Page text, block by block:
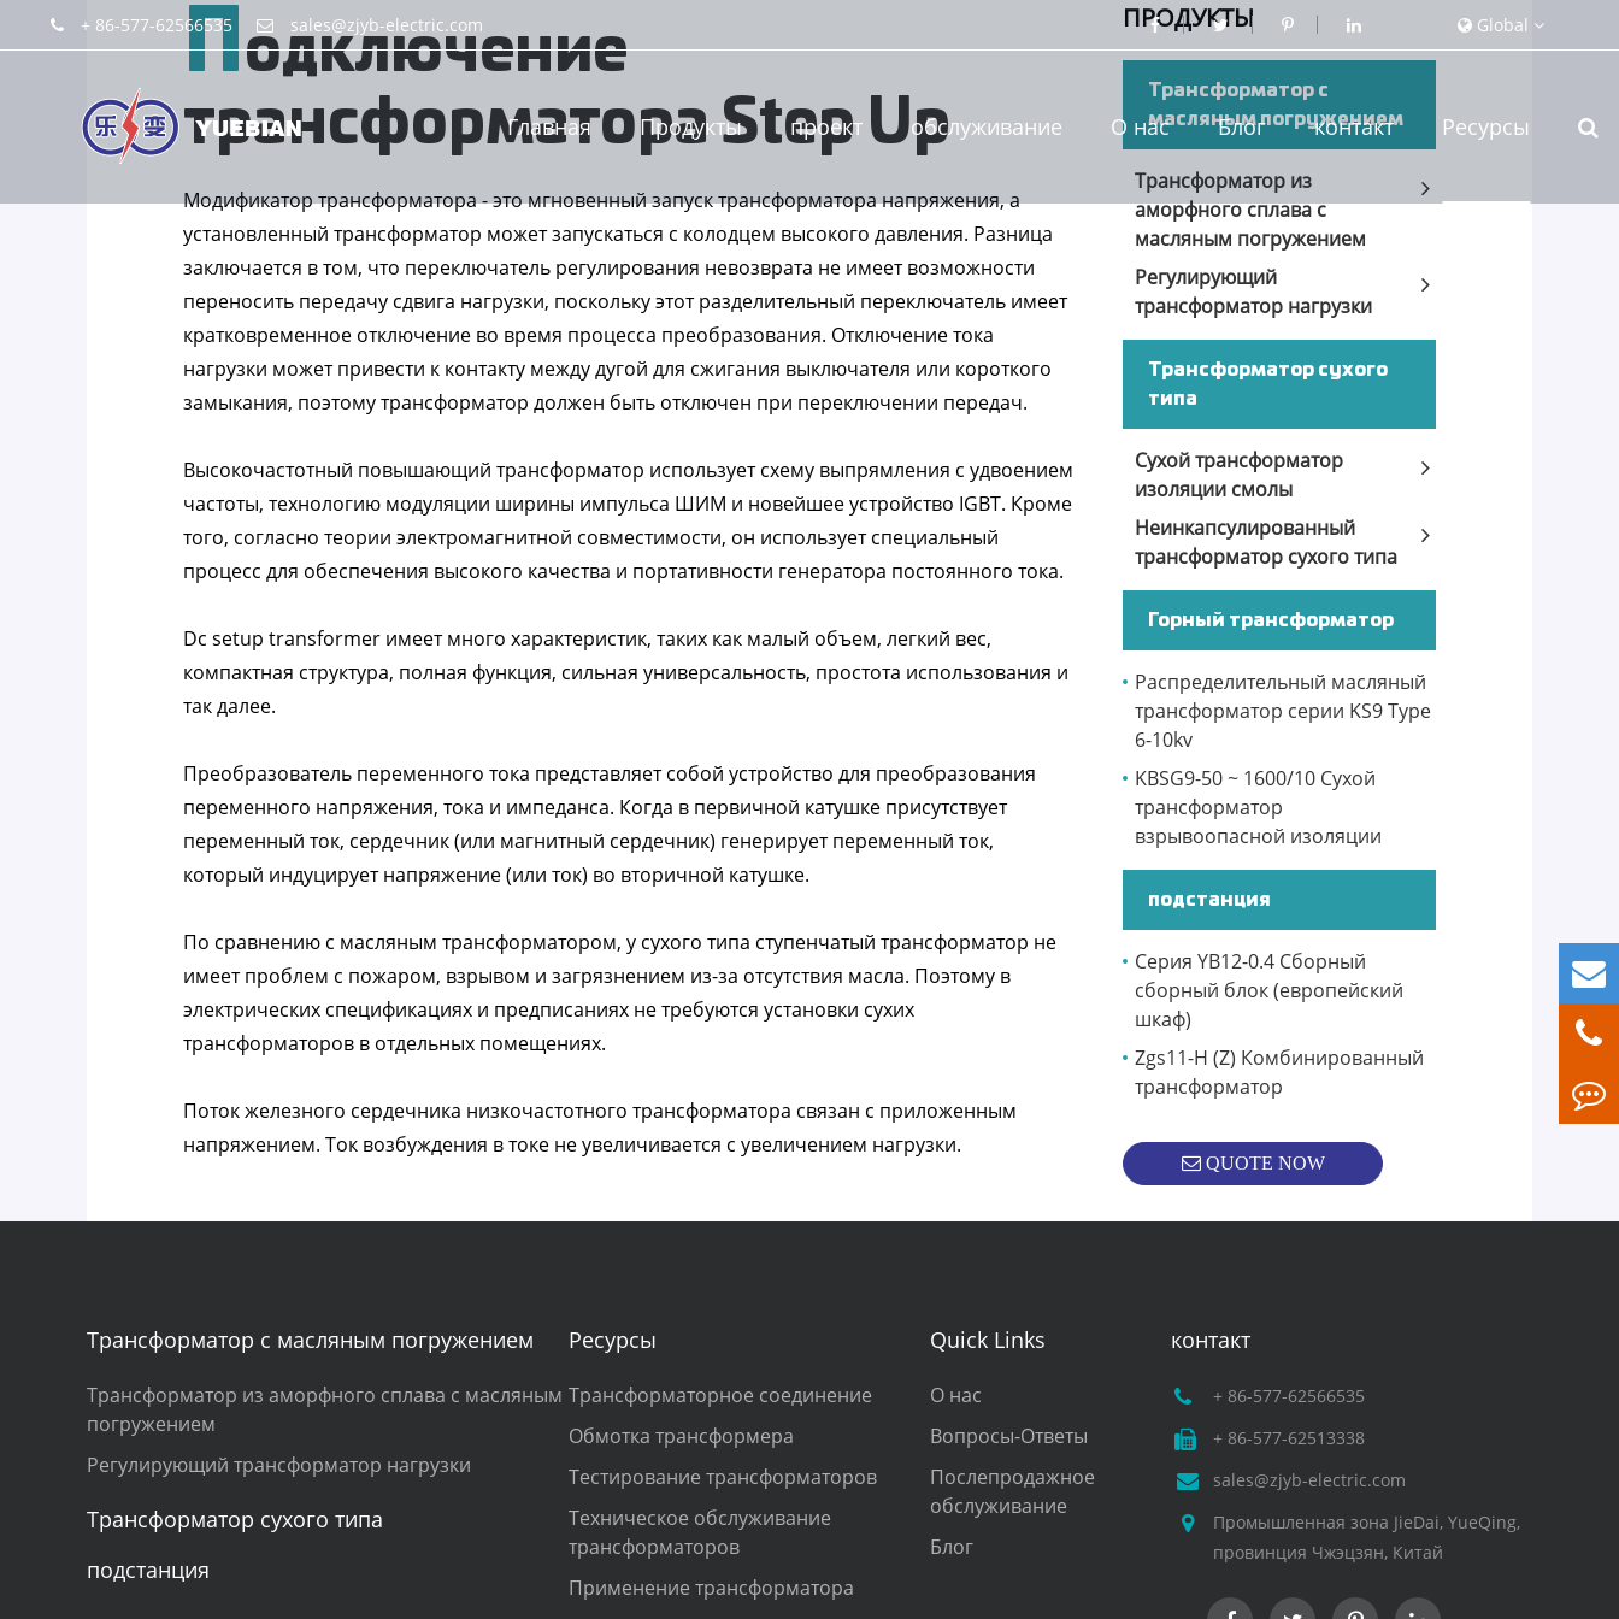
+ 86-577-62566535 sales@zjyb-electric.com Global
Главная Продукты проект обслуживание О нас Блог контакт Ресурсы
Подключение
трансформатора Step Up
Модификатор трансформатора - это мгновенный запуск трансформатора напряжения, а
установленный трансформатор может запускаться с колодцем высокого давления. Разница
заключается в том, что переключатель регулирования невозврата не имеет возможности
переносить передачу сдвига нагрузки, поскольку этот разделительный переключатель имеет
кратковременное отключение во время процесса преобразования. Отключение тока
нагрузки может привести к контакту между дугой для сжигания выключателя или короткого
замыкания, поэтому трансформатор должен быть отключен при переключении передач.
Высокочастотный повышающий трансформатор использует схему выпрямления с удвоением
частоты, технологию модуляции ширины импульса ШИМ и новейшее устройство IGBT. Кроме
того, согласно теории электромагнитной совместимости, он использует специальный
процесс для обеспечения высокого качества и портативности генератора постоянного тока.
Dc setup transformer имеет много характеристик, таких как малый объем, легкий вес,
компактная структура, полная функция, сильная универсальность, простота использования и
так далее.
Преобразователь переменного тока представляет собой устройство для преобразования
переменного напряжения, тока и импеданса. Когда в первичной катушке присутствует
переменный ток, сердечник (или магнитный сердечник) генерирует переменный ток,
который индуцирует напряжение (или ток) во вторичной катушке.
По сравнению с масляным трансформатором, у сухого типа ступенчатый трансформатор не
имеет проблем с пожаром, взрывом и загрязнением из-за отсутствия масла. Поэтому в
электрических спецификациях и предписаниях не требуются установки сухих
трансформаторов в отдельных помещениях.
Поток железного сердечника низкочастотного трансформатора связан с приложенным
напряжением. Ток возбуждения в токе не увеличивается с увеличением нагрузки.
ПРОДУКТЫ
Трансформатор с
масляным погружением
Трансформатор из
аморфного сплава с
масляным погружением
Регулирующий
трансформатор нагрузки
Трансформатор сухого
типа
Сухой трансформатор
изоляции смолы
Неинкапсулированный
трансформатор сухого типа
Горный трансформатор
Распределительный масляный
трансформатор серии KS9 Type
6-10kv
KBSG9-50 ~ 1600/10 Сухой
трансформатор
взрывоопасной изоляции
подстанция
Серия YB12-0.4 Сборный
сборный блок (европейский
шкаф)
Zgs11-H (Z) Комбинированный
трансформатор
QUOTE NOW
Трансформатор с масляным погружением
Трансформатор из аморфного сплава с масляным
погружением
Регулирующий трансформатор нагрузки
Трансформатор сухого типа
подстанция
Ресурсы
Трансформаторное соединение
Обмотка трансформера
Тестирование трансформаторов
Техническое обслуживание
трансформаторов
Применение трансформатора
Quick Links
О нас
Вопросы-Ответы
Послепродажное
обслуживание
Блог
контакт
+ 86-577-62566535
+ 86-577-62513338
sales@zjyb-electric.com
Промышленная зона JieDai, YueQing,
провинция Чжэцзян, Китай